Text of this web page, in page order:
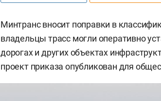
Минтранс вносит поправки в
владельцы трасс могли оперативно
дорогах и других объектах
проект приказа опубликован для